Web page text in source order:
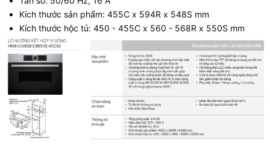
Kích thước sản phẩm: 455C x 594R x 548S mm
Kích thước hộc tủ: 450 - 455C x 560 - 568R x 550S mm